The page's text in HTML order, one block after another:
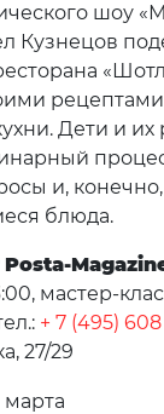
шоу
Кузнецов
Дети и их
и,
блюда.
мастер-
+ 7 (495)
27/29
марта